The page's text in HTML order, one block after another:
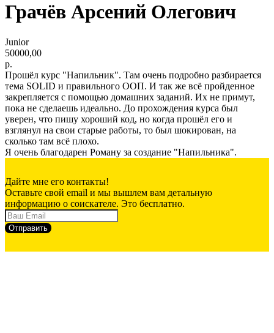
Грачёв Арсений Олегович
Junior
50000,00
р.
Прошёл курс "Напильник". Там очень подробно разбирается
тема SOLID и правильного ООП. И так же всё пройденное
закрепляется с помощью домашних заданий. Их не примут,
пока не сделаешь идеально. До прохождения курса был
уверен, что пишу хороший код, но когда прошёл его и
взглянул на свои старые работы, то был шокирован, на
сколько там всё плохо.
Я очень благодарен Роману за создание "Напильника".
Дайте мне его контакты!
Оставьте свой email и мы вышлем вам детальную
информацию о соискателе. Это бесплатно.
Отправить